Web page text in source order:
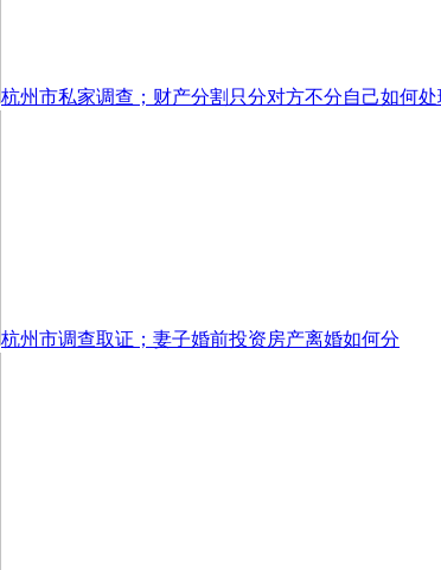
杭州市私家调查；财产分割只分对方不分自己如何处
杭州市调查取证；妻子婚前投资房产离婚如何分